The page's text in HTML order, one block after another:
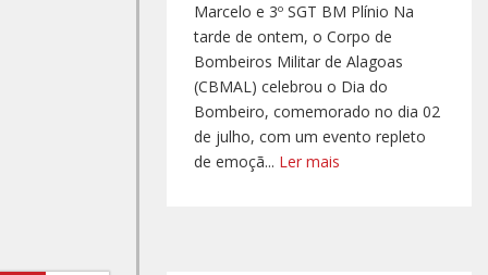
Marcelo e 3º SGT BM Plínio Na
tarde de ontem, o Corpo de
Bombeiros Militar de Alagoas
(CBMAL) celebrou o Dia do
Bombeiro, comemorado no dia 02
de julho, com um evento repleto
de emoçã... Ler mais